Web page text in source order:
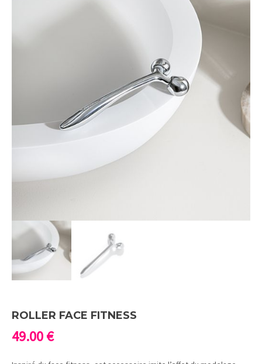
ROLLER FACE FITNESS
49.00€